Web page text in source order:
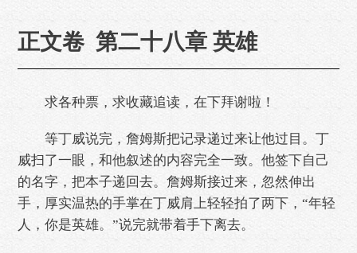
正文卷 第二十八章 英雄
求各种票，求收藏追读，在下拜谢啦！
等丁威说完，詹姆斯把记录递过来让他过目。丁
威扫了一眼，和他叙述的内容完全一致。他签下自己
的名字，把本子递回去。詹姆斯接过来，忽然伸出
手，厚实温热的手掌在丁威肩上轻轻拍了两下，“年轻
人，你是英雄。”说完就带着手下离去。